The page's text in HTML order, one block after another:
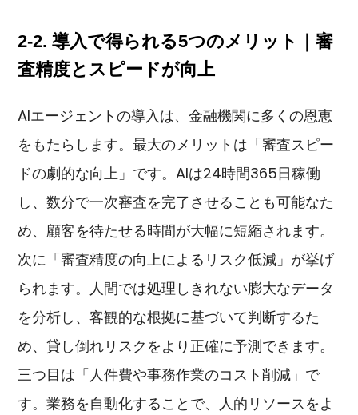
2-2. 導入で得られる5つのメリット｜審
査精度とスピードが向上
AIエージェントの導入は、金融機関に多くの恩恵
をもたらします。最大のメリットは「審査スピー
ドの劇的な向上」です。AIは24時間365日稼働
し、数分で一次審査を完了させることも可能なた
め、顧客を待たせる時間が大幅に短縮されます。
次に「審査精度の向上によるリスク低減」が挙げ
られます。人間では処理しきれない膨大なデータ
を分析し、客観的な根拠に基づいて判断するた
め、貸し倒れリスクをより正確に予測できます。
三つ目は「人件費や事務作業のコスト削減」で
す。業務を自動化することで、人的リソースをよ